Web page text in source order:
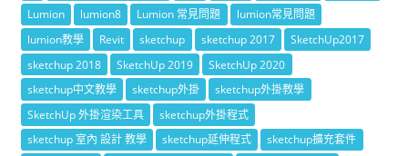
Lumion
lumion8 Lumion 常見問題
lumion常見問題
lumion教學
Revit sketchup sketchup 2017
SketchUp2017
sketchup 2018
SketchUp 2019
SketchUp 2020
sketchup中文教學
sketchup外掛
sketchup外掛教學
SketchUp 外掛渲染工具
sketchup外掛程式
sketchup 室內 設計 教學
sketchup延伸程式
sketchup擴充套件